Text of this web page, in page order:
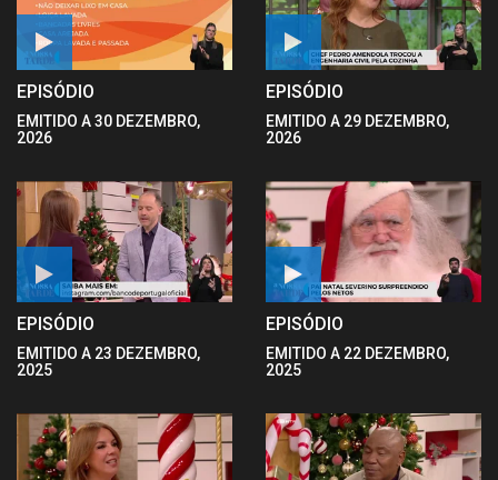
EPISÓDIO
EMITIDO A 30 DEZEMBRO,
2026
EPISÓDIO
EMITIDO A 29 DEZEMBRO,
2026
EPISÓDIO
EMITIDO A 23 DEZEMBRO,
2025
EPISÓDIO
EMITIDO A 22 DEZEMBRO,
2025